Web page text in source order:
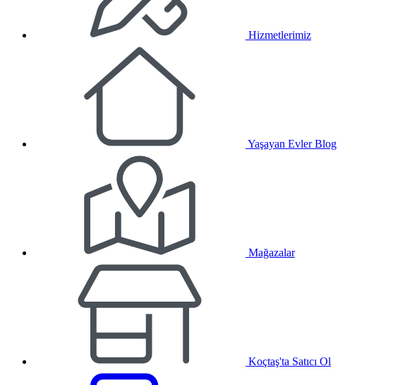
Hizmetlerimiz
Yaşayan Evler Blog
Mağazalar
Koçtaş'ta Satıcı Ol